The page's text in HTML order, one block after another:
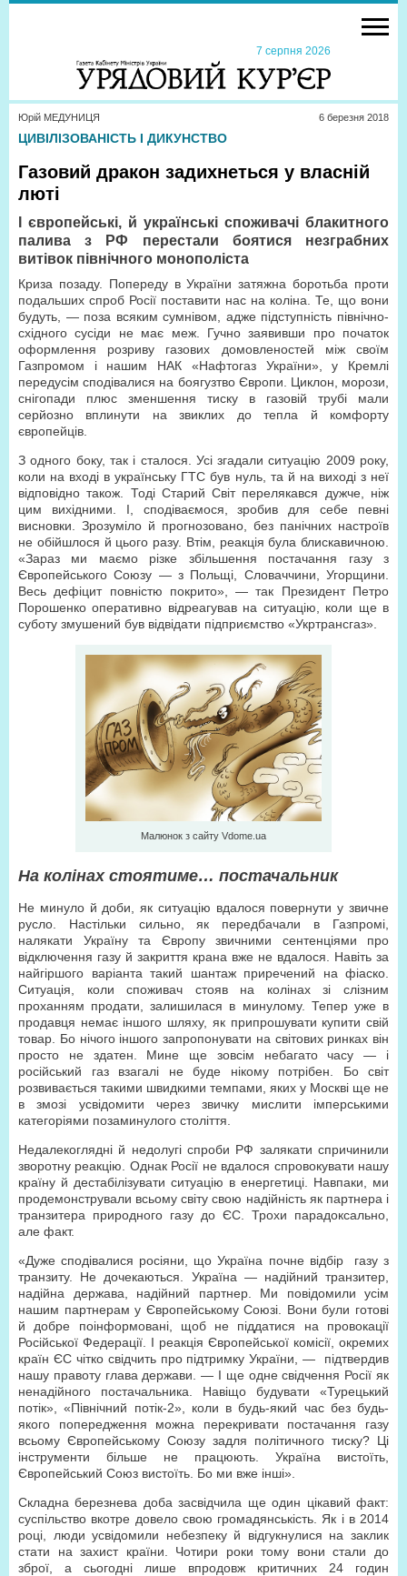
7 серпня 2026
Юрій МЕДУНИЦЯ 6 березня 2018
ЦИВІЛІЗОВАНІСТЬ І ДИКУНСТВО
Газовий дракон задихнеться у власній
люті
І європейські, й українські споживачі блакитного
палива з РФ перестали боятися незграбних
витівок північного монополіста
Криза позаду. Попереду в України затяжна боротьба проти
подальших спроб Росії поставити нас на коліна. Те, що вони
будуть, — поза всяким сумнівом, адже підступність північно-
східного сусіди не має меж. Гучно заявивши про початок
оформлення розриву газових домовленостей між своїм
Газпромом і нашим НАК «Нафтогаз України», у Кремлі
передусім сподівалися на боягузтво Європи. Циклон, морози,
снігопади плюс зменшення тиску в газовій трубі мали
серйозно вплинути на звиклих до тепла й комфорту
європейців.
З одного боку, так і сталося. Усі згадали ситуацію 2009 року,
коли на вході в українську ГТС був нуль, та й на виході з неї
відповідно також. Тоді Старий Світ перелякався дужче, ніж
цим вихідними. І, сподіваємося, зробив для себе певні
висновки. Зрозуміло й прогнозовано, без панічних настроїв
не обійшлося й цього разу. Втім, реакція була блискавичною.
«Зараз ми маємо різке збільшення постачання газу з
Європейського Союзу — з Польщі, Словаччини, Угорщини.
Весь дефіцит повністю покрито», — так Президент Петро
Порошенко оперативно відреагував на ситуацію, коли ще в
суботу змушений був відвідати підприємство «Укртрансгаз».
Малюнок з сайту Vdome.ua
На колінах стоятиме… постачальник
Не минуло й доби, як ситуацію вдалося повернути у звичне
русло. Настільки сильно, як передбачали в Газпромі,
налякати Україну та Європу звичними сентенціями про
відключення газу й закриття крана вже не вдалося. Навіть за
найгіршого варіанта такий шантаж приречений на фіаско.
Ситуація, коли споживач стояв на колінах зі слізним
проханням продати, залишилася в минулому. Тепер уже в
продавця немає іншого шляху, як припрошувати купити свій
товар. Бо нічого іншого запропонувати на світових ринках він
просто не здатен. Мине ще зовсім небагато часу — і
російський газ взагалі не буде нікому потрібен. Бо світ
розвивається такими швидкими темпами, яких у Москві ще не
в змозі усвідомити через звичку мислити імперськими
категоріями позаминулого століття.
Недалекоглядні й недолугі спроби РФ залякати спричинили
зворотну реакцію. Однак Росії не вдалося спровокувати нашу
країну й дестабілізувати ситуацію в енергетиці. Навпаки, ми
продемонстрували всьому світу свою надійність як партнера і
транзитера природного газу до ЄС. Трохи парадоксально,
але факт.
«Дуже сподівалися росіяни, що Україна почне відбір газу з
транзиту. Не дочекаються. Україна — надійний транзитер,
надійна держава, надійний партнер. Ми повідомили усім
нашим партнерам у Європейському Союзі. Вони були готові
й добре поінформовані, щоб не піддатися на провокації
Російської Федерації. І реакція Європейської комісії, окремих
країн ЄС чітко свідчить про підтримку України, — підтвердив
нашу правоту глава держави. — І ще одне свідчення Росії як
ненадійного постачальника. Навіщо будувати «Турецький
потік», «Північний потік-2», коли в будь-який час без будь-
якого попередження можна перекривати постачання газу
всьому Європейському Союзу задля політичного тиску? Ці
інструменти більше не працюють. Україна вистоїть,
Європейський Союз вистоїть. Бо ми вже інші».
Складна березнева доба засвідчила ще один цікавий факт:
суспільство вкотре довело свою громадянськість. Як і в 2014
році, люди усвідомили небезпеку й відгукнулися на заклик
стати на захист країни. Чотири роки тому вони стали до
зброї, а сьогодні лише впродовж критичних 24 годин